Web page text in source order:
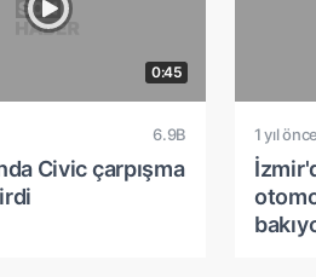
0:45
6.9B
Civic çarpışma
1 yıl önce